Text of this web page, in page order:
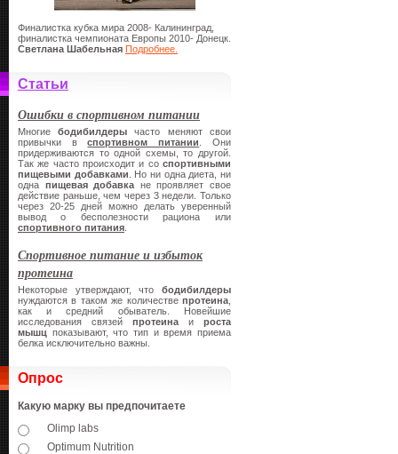
Финалистка кубка мира 2008- Калининград,
финалистка чемпионата Европы 2010- Донецк.
Светлана Шабельная Подробнее.
Статьи
Ошибки в спортивном питании
Многиебодибилдеры часто меняют свои
привычки вспортивном питании
. Они
придерживаются то одной схемы, то другой.
Так же часто происходит и со спортивными
пищевыми добавками . Но ни одна диета, ни
одна пищевая добавка не проявляет свое
действие раньше, чем через 3 недели. Только
через 20-25 дней можно делать уверенный
вывод о бесполезности рациона или
спортивного питания
Спортивное питание и избыток
протеина
Некоторые утверждают, что бодибилдеры
нуждаются в таком же количестве протеина
как и средний обыватель. Новейшие
исследования связей протеина и роста
мышц показывают, что тип и время приема
белка исключительно важны.
Опрос
Какую марку вы предпочитаете
Olimp labs
Optimum Nutrition